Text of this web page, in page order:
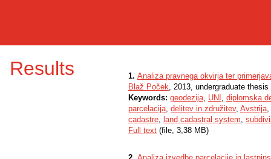
Results 1. Analiza pravnega okvirja ter
Blaž Poček, 2013, undergraduate thesis
Keywords: geodezija, UNI , diplomska
parcelacija, delitev in združitev, Avstrija,
cadastre, land cadastral system,
Full text (file, 3,38 MB)